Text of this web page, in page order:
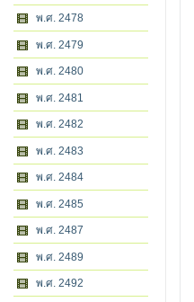
พ.ศ. 2478
พ.ศ. 2479
พ.ศ. 2480
พ.ศ. 2481
พ.ศ. 2482
พ.ศ. 2483
พ.ศ. 2484
พ.ศ. 2485
พ.ศ. 2487
พ.ศ. 2489
พ.ศ. 2492